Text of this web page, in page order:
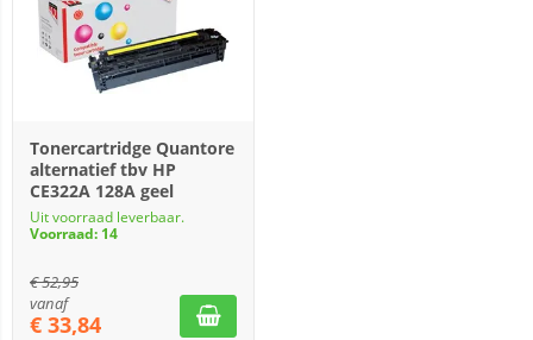
Tonercartridge Quantore
alternatief tbv HP
CE322A 128A geel
Uit voorraad leverbaar.
Voorraad: 14
€52,95
vanaf
€ 33,84